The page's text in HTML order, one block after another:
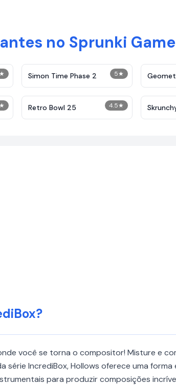
no Sprunki Game
★ 5★
Simon Time Phase 2
★ 4.5★
Retro Bowl 25
você se torna o compositor! Misture e
IncrediBox, Hollows oferece uma forma
para produzir composições